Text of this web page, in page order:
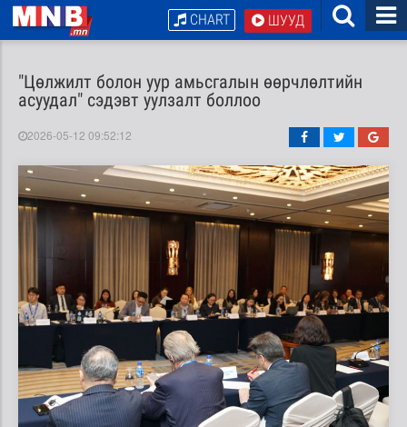
ШУУД
CHART
"Цөлжилт болон уур амьсгалын өөрчлөлтийн
асуудал" сэдэвт уулзалт боллоо
2026-05-12 09:52:12